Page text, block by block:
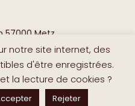
57000 Metz
notre site internet, des
d'être enregistrées.
la lecture de cookies ?
Rejeter